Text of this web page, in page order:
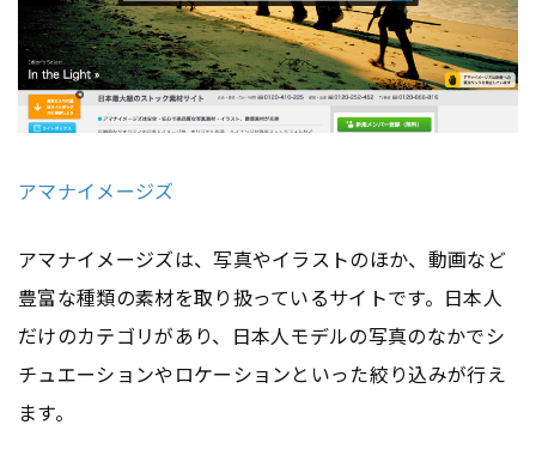
アマナイメージズ
アマナイメージズは、写真やイラストのほか、動画など
豊富な種類の素材を取り扱っているサイトです。日本人
だけのカテゴリがあり、日本人モデルの写真のなかでシ
チュエーションやロケーションといった絞り込みが行え
ます。